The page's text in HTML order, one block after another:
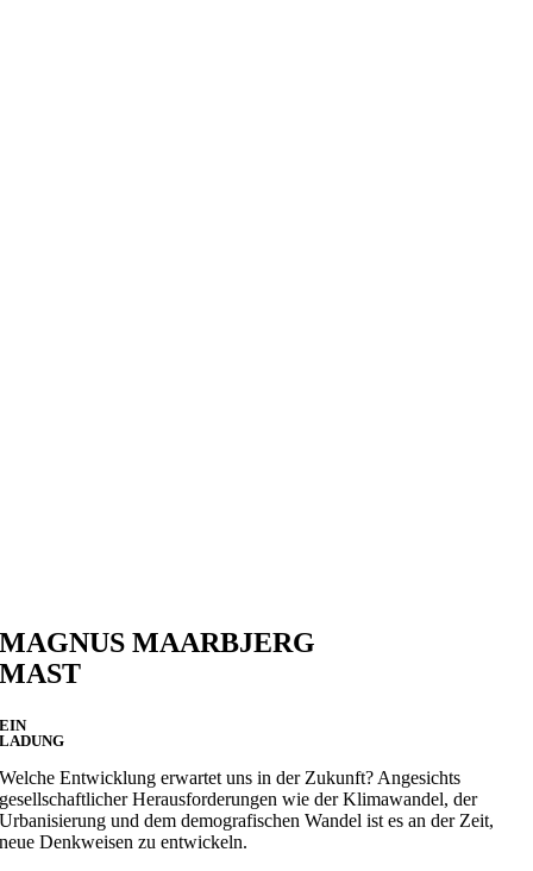
MAGNUS MAARBJERG
MAST
EIN
LADUNG
Welche Entwicklung erwartet uns in der Zukunft? Angesichts
gesellschaftlicher Herausforderungen wie der Klimawandel, der
Urbanisierung und dem demografischen Wandel ist es an der Zeit,
neue Denkweisen zu entwickeln.